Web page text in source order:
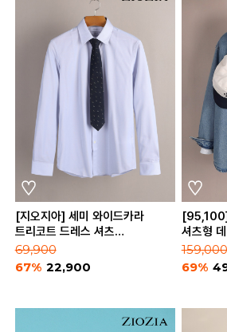
[지오지아] 세미 와이드카라
트리코트 드레스 셔츠
(ABC5WD1301)
69,900
67% 22,900
셔츠형
159,000
69%